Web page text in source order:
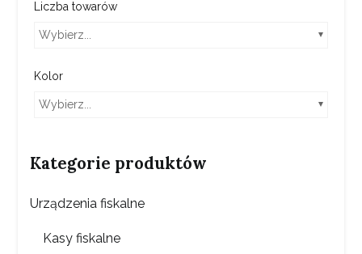
Liczba towarów
Wybierz...
Kolor
Wybierz...
Kategorie produktów
Urządzenia fiskalne
Kasy fiskalne